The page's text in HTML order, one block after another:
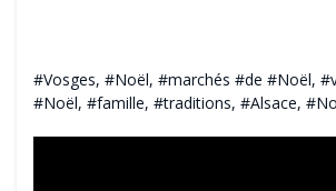
#Vosges, #Noël, #marchés #de #Noël,
#Noël, #famille, #traditions, #Alsace,